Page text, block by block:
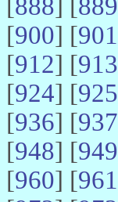
[888] [889
[900] [901
[912] [913
[924] [925
[936] [937
[948] [949
[960] [961